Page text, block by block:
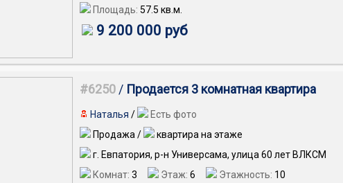
Площадь: 57.5 кв.м.
9 200 000 руб
#6250 / Продается 3 комнатная квартира
Наталья /
Есть фото
Продажа /
квартира на этаже
г. Евпатория, р-н Универсама, улица 60 лет ВЛКСМ
Комнат: 3 Этаж: 6 Этажность: 10